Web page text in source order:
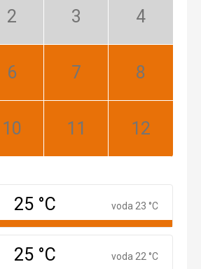
Únor:
Březen:
Duben:
Červen:
Červenec:
Srpen:
Říjen:
Listopad:
Prosinec:
25 °C voda 23 °C
25 °C voda 22 °C